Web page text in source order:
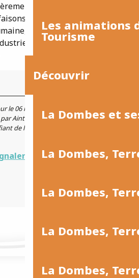
Les animations
Tourisme
Découvrir
La Dombes et
La Dombes,
La Dombes,
La Dombes,
La Dombes,
ancrée en Auvergne-
les choses à notre
loin des standards de
le 06 mai 2026 à 15:28
par Aintourisme
de l'offre :
une erreur